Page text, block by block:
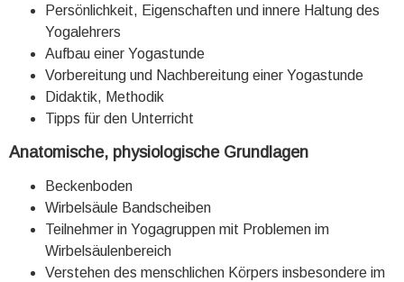
Persönlichkeit, Eigenschaften und innere Haltung des
Yogalehrers
Aufbau einer Yogastunde
Vorbereitung und Nachbereitung einer Yogastunde
Didaktik, Methodik
Tipps für den Unterricht
Anatomische, physiologische Grundlagen
Beckenboden
Wirbelsäule Bandscheiben
Teilnehmer in Yogagruppen mit Problemen im
Wirbelsäulenbereich
Verstehen des menschlichen Körpers insbesondere im